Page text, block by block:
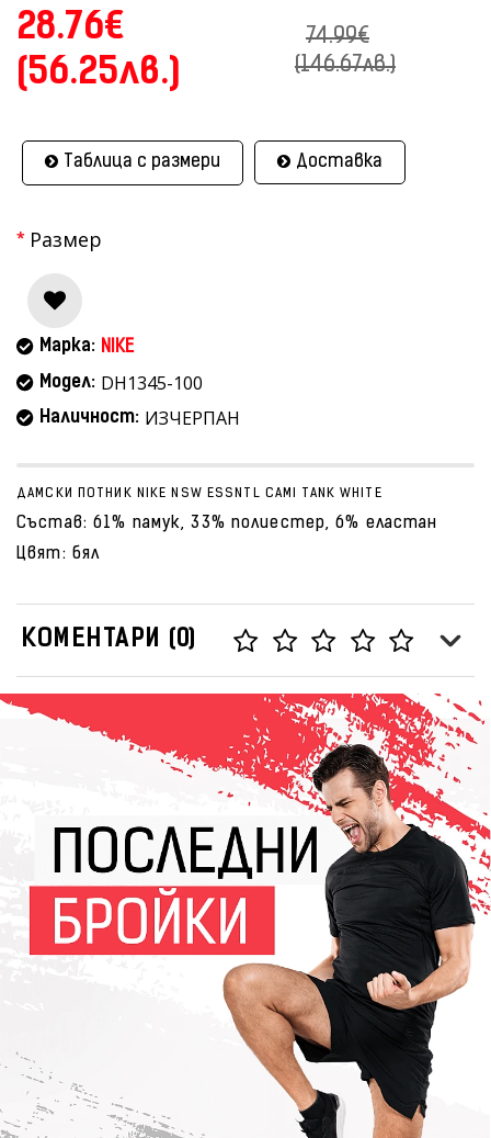
28.76€
(56.25лв.)
74.99€
(146.67лв.)
Таблица с размери Доставка
Размер
Марка: NIKE
Модел: DH1345-100
Наличност: ИЗЧЕРПАН
ДАМСКИ ПОТНИК NIKE NSW ESSNTL CAMI TANK WHITE
Състав: 61% памук, 33% полиестер, 6% еластан
Цвят: бял
КОМЕНТАРИ (0)